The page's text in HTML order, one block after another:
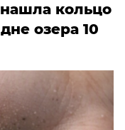
кольцо
озера 10